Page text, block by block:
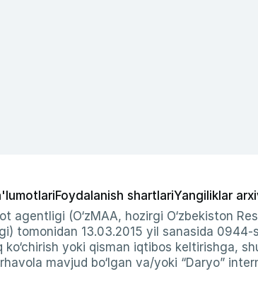
Foydalanish shartlariYangiliklar
agentligi (O‘zMAA, hozirgi O‘zbekiston
tomonidan 13.03.2015 yil sanasida
yoki qisman iqtibos keltirishga,
mavjud bo‘lgan va/yoki “Daryo”